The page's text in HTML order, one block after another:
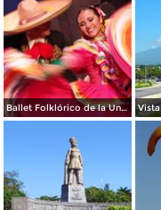
Ballet Folklórico de la Universidad de Colima